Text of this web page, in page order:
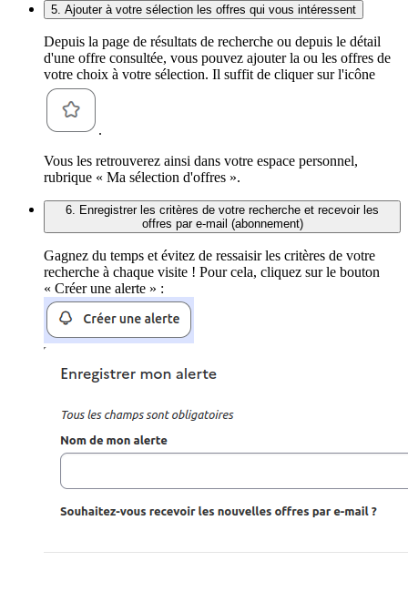
5. Ajouter à votre sélection les offres qui vous intéressent
Depuis la page de résultats de recherche ou depuis le détail
d'une offre consultée, vous pouvez ajouter la ou les offres de
votre choix à votre sélection. Il suffit de cliquer sur l'icône
.
Vous les retrouverez ainsi dans votre espace personnel,
rubrique « Ma sélection d'offres ».
6. Enregistrer les critères de votre recherche et recevoir les
offres par e-mail (abonnement)
Gagnez du temps et évitez de ressaisir les critères de votre
recherche à chaque visite ! Pour cela, cliquez sur le bouton
« Créer une alerte » :